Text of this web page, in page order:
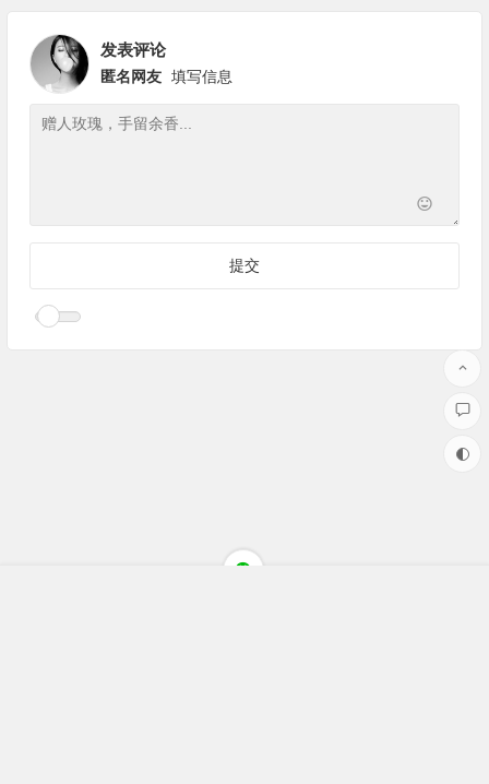
发表评论
匿名网友 填写信息